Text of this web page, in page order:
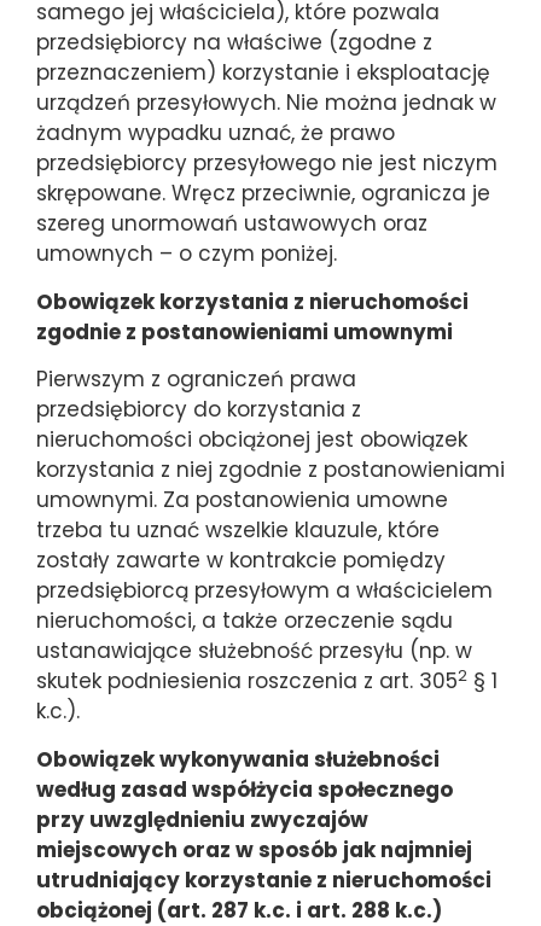
samego jej właściciela), które pozwala
przedsiębiorcy na właściwe (zgodne z
przeznaczeniem) korzystanie i eksploatację
urządzeń przesyłowych. Nie można jednak w
żadnym wypadku uznać, że prawo
przedsiębiorcy przesyłowego nie jest niczym
skrępowane. Wręcz przeciwnie, ogranicza je
szereg unormowań ustawowych oraz
umownych – o czym poniżej.
Obowiązek korzystania z nieruchomości
zgodnie z postanowieniami umownymi
Pierwszym z ograniczeń prawa
przedsiębiorcy do korzystania z
nieruchomości obciążonej jest obowiązek
korzystania z niej zgodnie z postanowieniami
umownymi. Za postanowienia umowne
trzeba tu uznać wszelkie klauzule, które
zostały zawarte w kontrakcie pomiędzy
przedsiębiorcą przesyłowym a właścicielem
nieruchomości, a także orzeczenie sądu
ustanawiające służebność przesyłu (np. w
skutek podniesienia roszczenia z art. 3052 § 1
k.c.).
Obowiązek wykonywania służebności
według zasad współżycia społecznego
przy uwzględnieniu zwyczajów
miejscowych oraz w sposób jak najmniej
utrudniający korzystanie z nieruchomości
obciążonej (art. 287 k.c. i art. 288 k.c.)